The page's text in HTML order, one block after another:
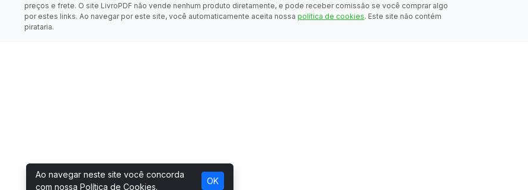
preços e frete. O site LivroPDF não vende nenhum produto diretamente, e pode receber comissão se você comprar algo
por estes links. Ao navegar por este site, você automaticamente aceita nossa política de cookies. Este site não contém
pirataria.
Ao navegar neste site você concorda
com nossa Política de Cookies.
OK